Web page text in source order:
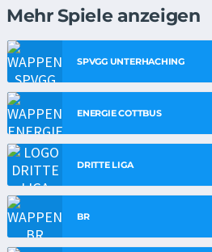
Mehr Spiele anzeigen
SPVGG UNTERHACHING
ENERGIE COTTBUS
DRITTE LIGA
BR